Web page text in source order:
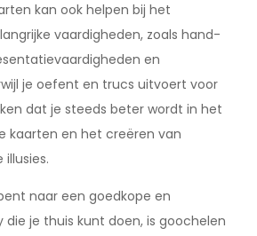
kan ook helpen bij het
vaardigheden, zoals hand-
en
je oefent en trucs uitvoert voor
dat je steeds beter wordt in het
kaarten en het creëren van
illusies.
naar een goedkope en
die je thuis kunt doen, is goochelen